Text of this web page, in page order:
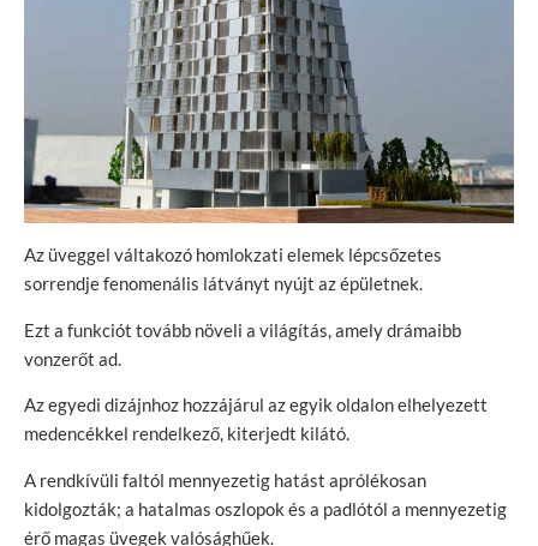
Az üveggel váltakozó homlokzati elemek lépcsőzetes
sorrendje fenomenális látványt nyújt az épületnek.
Ezt a funkciót tovább növeli a világítás, amely drámaibb
vonzerőt ad.
Az egyedi dizájnhoz hozzájárul az egyik oldalon elhelyezett
medencékkel rendelkező, kiterjedt kilátó.
A rendkívüli faltól mennyezetig hatást aprólékosan
kidolgozták; a hatalmas oszlopok és a padlótól a mennyezetig
érő magas üvegek valósághűek.